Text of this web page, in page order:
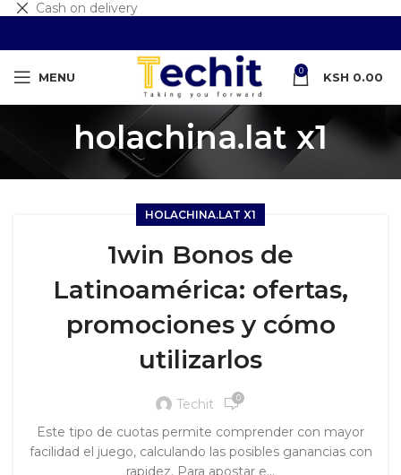
MENU 0 KSH 0.00
holachina.lat x1
HOLACHINA.LAT X1
1win Bonos de
Latinoamérica: ofertas,
promociones y cómo
utilizarlos
Techit 0
Este tipo de cuotas permite comprender con mayor
facilidad el juego, calculando las posibles ganancias con
rapidez. Para apostar e...
Cash on delivery